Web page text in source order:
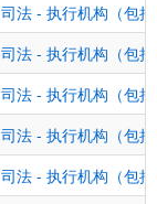
司法 - 执行机构（包
司法 - 执行机构（包
司法 - 执行机构（包
司法 - 执行机构（包
司法 - 执行机构（包